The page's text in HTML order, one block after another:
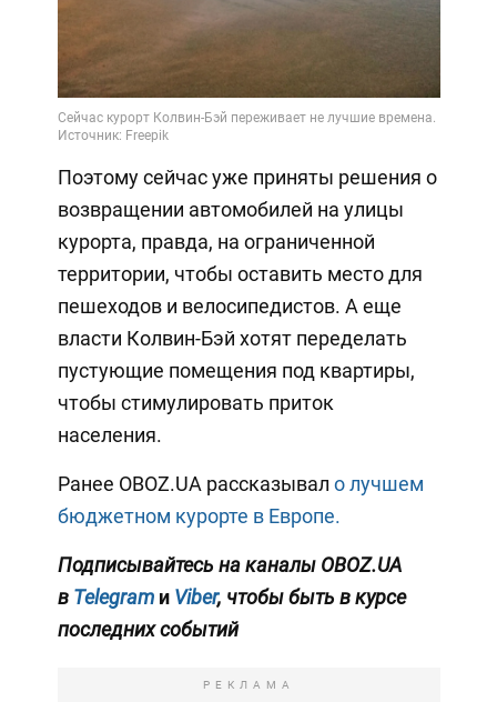
Поэтому сейчас уже приняты решения о
возвращении автомобилей на улицы
курорта, правда, на ограниченной
территории, чтобы оставить место для
пешеходов и велосипедистов. А еще
власти Колвин-Бэй хотят переделать
пустующие помещения под квартиры,
чтобы стимулировать приток
населения.
Ранее OBOZ.UA рассказывал о лучшем
бюджетном курорте в Европе.
Подписывайтесь на каналы OBOZ.UA
в Telegramи Viber, чтобы быть в курсе
последних событий
РЕКЛАМА